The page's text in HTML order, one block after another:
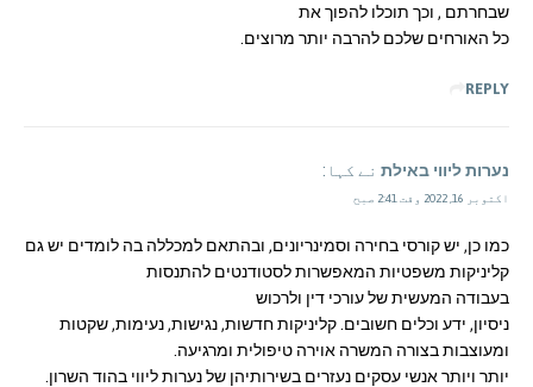
שבחרתם , וכך תוכלו להפוך את
כל האורחים שלכם להרבה יותר מרוצים.
REPLY
נערות ליווי באילת نے کہا:
اکتوبر 16, 2022 وقت 2:41 صبح
כמו כן, יש קורסי בחירה וסמינריונים, ובהתאם למכללה בה לומדים יש גם
קליניקות משפטיות המאפשרות לסטודנטים להתנסות
בעבודה המעשית של עורכי דין ולרכוש
ניסיון, ידע וכלים חשובים. קליניקות חדשות, נגישות, נעימות, שקטות
ומעוצבות בצורה המשרה אוירה טיפולית ומרגיעה.
יותר ויותר אנשי עסקים נעזרים בשירותיהן של נערות ליווי בהוד השרון.